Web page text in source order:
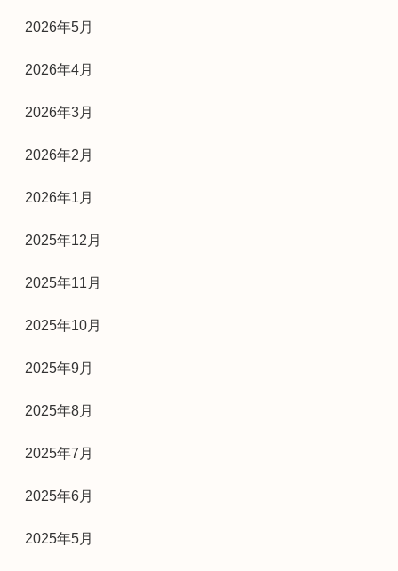
2026年5月
2026年4月
2026年3月
2026年2月
2026年1月
2025年12月
2025年11月
2025年10月
2025年9月
2025年8月
2025年7月
2025年6月
2025年5月